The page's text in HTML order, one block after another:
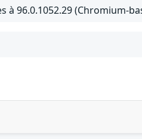
96.0.1052.29 (Chromium-